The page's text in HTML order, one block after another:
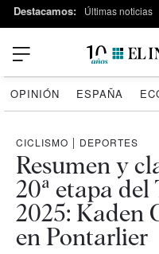
Destacamos: Últimas noticias
OPINIÓN ESPAÑA
CICLISMO | DEPORTES
Resumen y
20ª etapa
2025: Kaden
en Pontarlier